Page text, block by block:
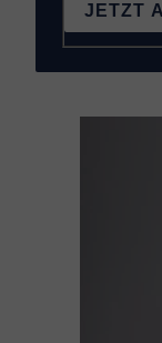
JETZT